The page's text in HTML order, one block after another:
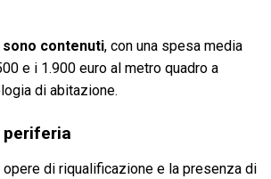
sono contenuti, con una spesa media
e i 1.900 euro al metro quadro a
di abitazione.
periferia
di riqualificazione e la presenza di